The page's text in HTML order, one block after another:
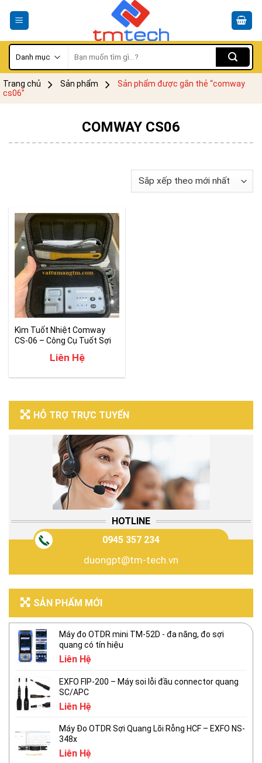
kiếm:
Trang chủ Sản phẩm
Sản phẩm được gắn thẻ “comway
cs06”
HỖ TRỢ TRỰC TUYẾN
HOTLINE
0945 357 234
duongpt@tm-tech.vn
SẢN PHẨM MỚI
Máy đo OTDR mini TM-52D - đa năng, đo sợi
quang có tín hiệu
Liên Hệ
EXFO FIP-200 – Máy soi lỗi đầu connector quang
SC/APC
Liên Hệ
Máy Đo OTDR Sợi Quang Lõi Rỗng HCF – EXFO NS-
348x
Liên Hệ
COMWAY CS06
Kìm Tuốt Nhiệt Comway
CS-06 – Công Cụ Tuốt Sợi
Liên Hệ